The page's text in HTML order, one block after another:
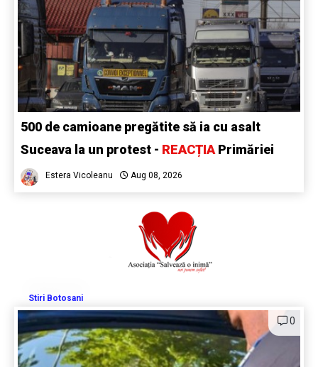
500 de camioane pregătite să ia cu asalt
Suceava la un protest - REACȚIA Primăriei
Estera Vicoleanu Aug 08, 2026
Stiri Botosani
0